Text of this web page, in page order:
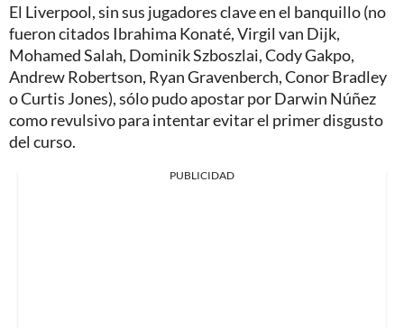
El Liverpool, sin sus jugadores clave en el banquillo (no
fueron citados Ibrahima Konaté, Virgil van Dijk,
Mohamed Salah, Dominik Szboszlai, Cody Gakpo,
Andrew Robertson, Ryan Gravenberch, Conor Bradley
o Curtis Jones), sólo pudo apostar por Darwin Núñez
como revulsivo para intentar evitar el primer disgusto
del curso.
PUBLICIDAD